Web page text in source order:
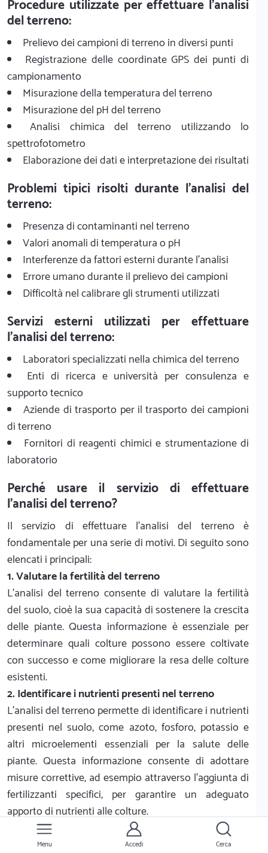
Procedure utilizzate per effettuare l'analisi
del terreno:
Prelievo dei campioni di terreno in diversi punti
Registrazione delle coordinate GPS dei punti di
campionamento
Misurazione della temperatura del terreno
Misurazione del pH del terreno
Analisi chimica del terreno utilizzando lo
spettrofotometro
Elaborazione dei dati e interpretazione dei risultati
Problemi tipici risolti durante l'analisi del
terreno:
Presenza di contaminanti nel terreno
Valori anomali di temperatura o pH
Interferenze da fattori esterni durante l'analisi
Errore umano durante il prelievo dei campioni
Difficoltà nel calibrare gli strumenti utilizzati
Servizi esterni utilizzati per effettuare
l'analisi del terreno:
Laboratori specializzati nella chimica del terreno
Enti di ricerca e università per consulenza e
supporto tecnico
Aziende di trasporto per il trasporto dei campioni
di terreno
Fornitori di reagenti chimici e strumentazione di
laboratorio
Perché usare il servizio di effettuare
l'analisi del terreno?
Il servizio di effettuare l'analisi del terreno è
fondamentale per una serie di motivi. Di seguito sono
elencati i principali:
1. Valutare la fertilità del terreno
L'analisi del terreno consente di valutare la fertilità
del suolo, cioè la sua capacità di sostenere la crescita
delle piante. Questa informazione è essenziale per
determinare quali colture possono essere coltivate
con successo e come migliorare la resa delle colture
esistenti.
2. Identificare i nutrienti presenti nel terreno
L'analisi del terreno permette di identificare i nutrienti
presenti nel suolo, come azoto, fosforo, potassio e
altri microelementi essenziali per la salute delle
piante. Questa informazione consente di adottare
misure correttive, ad esempio attraverso l'aggiunta di
fertilizzanti specifici, per garantire un adeguato
apporto di nutrienti alle colture.
3. Rilevare la presenza di contaminanti
L'analisi del terreno può rilevare la presenza di
Menu Accedi Cerca